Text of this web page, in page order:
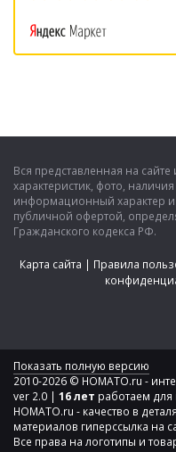
Вся представленная на
характеристик, фото,
информационный характер и
публичной офертой,
Гражданского кодекса РФ.
Карта сайта | Правила
Показать полную версию
2010-2026 © HOMATO.ru -
ver 2.0 | 16 лет работаем для
HOMATO.ru - качество в
материалов гиперссылка на
Все права на логотипы и